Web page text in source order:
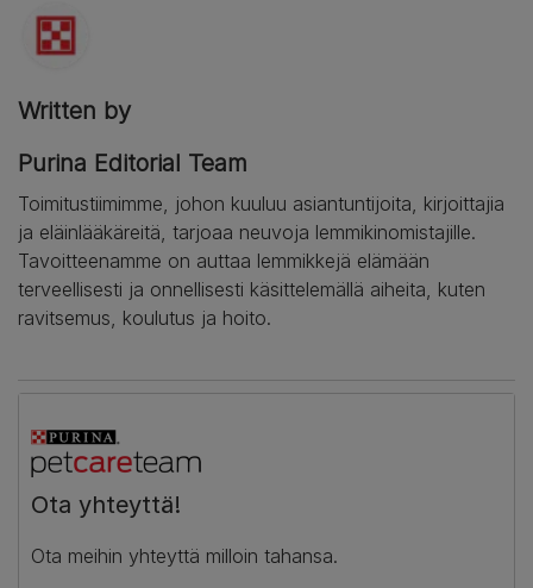
Written by
Purina Editorial Team
Toimitustiimimme, johon kuuluu asiantuntijoita, kirjoittajia
ja eläinlääkäreitä, tarjoaa neuvoja lemmikinomistajille.
Tavoitteenamme on auttaa lemmikkejä elämään
terveellisesti ja onnellisesti käsittelemällä aiheita, kuten
ravitsemus, koulutus ja hoito.
Ota yhteyttä!
Ota meihin yhteyttä milloin tahansa.